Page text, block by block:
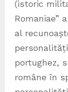
(istoric
Romaniae”
al
portughez,
române în